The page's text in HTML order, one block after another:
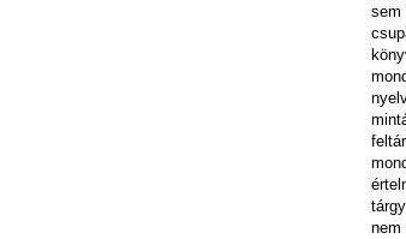
sem
nem